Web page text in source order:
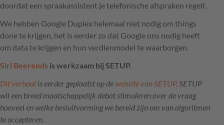
doordat een spraakassistent je telefonische afspraken regelt.
We hebben Google Duplex helemaal niet nodig om things
done te krijgen, het is eerder zo dat Google ons nodig heeft
om data te krijgen en hun verdienmodel te waarborgen.
Siri Beerends is werkzaam bij SETUP.
Dit verhaal is eerder geplaatst op de website vanSETUP. SETUP
wil een breed maatschappelijk debat stimuleren over de vraag
hoeveel en welke besluitvorming we bereid zijn om van algoritmen
te accepteren.